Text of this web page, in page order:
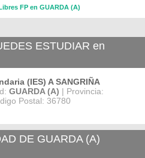
FP en GUARDA (A)
ESTUDIAR en
(IES) A SANGRIÑA
GUARDA (A) | Provincia:
Postal: 36780
DE GUARDA (A)